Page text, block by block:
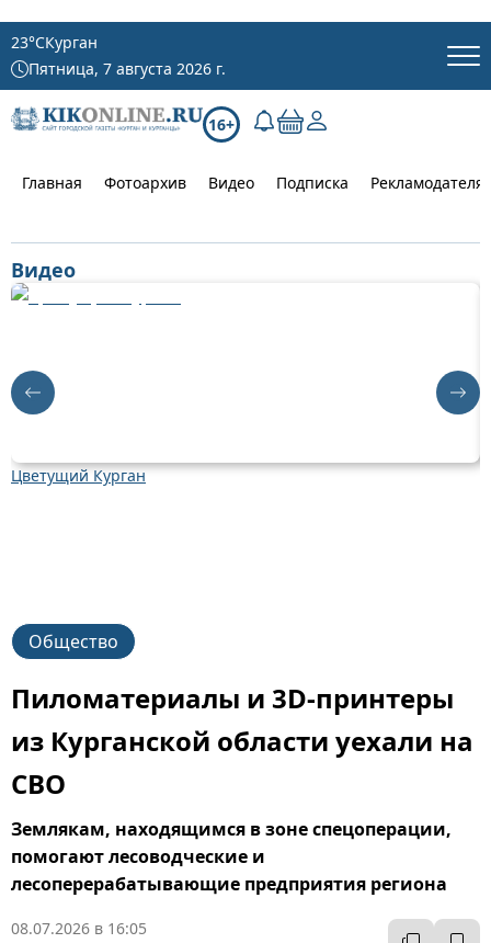
23°CКурган
Пятница, 7 августа 2026 г.
16+
Главная Фотоархив Видео Подписка
Видео
Цветущий Курган
Общество
Пиломатериалы и 3D-принтеры
из Курганской области уехали на
СВО
Землякам, находящимся в зоне спецоперации,
помогают лесоводческие и
лесоперерабатывающие предприятия региона
08.07.2026 в 16:05